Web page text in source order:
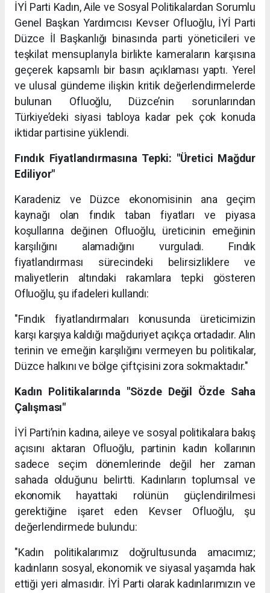
İYİ Parti Kadın, Aile ve Sosyal Politikalardan Sorumlu
Genel Başkan Yardımcısı Kevser Ofluoğlu, İYİ Parti
Düzce İl Başkanlığı binasında parti yöneticileri ve
teşkilat mensuplarıyla birlikte kameraların karşısına
geçerek kapsamlı bir basın açıklaması yaptı. Yerel
ve ulusal gündeme ilişkin kritik değerlendirmelerde
bulunan Ofluoğlu, Düzce’nin sorunlarından
Türkiye’deki siyasi tabloya kadar pek çok konuda
iktidar partisine yüklendi.
Fındık Fiyatlandırmasına Tepki: "Üretici Mağdur
Ediliyor"
Karadeniz ve Düzce ekonomisinin ana geçim
kaynağı olan fındık taban fiyatları ve piyasa
koşullarına değinen Ofluoğlu, üreticinin emeğinin
karşılığını alamadığını vurguladı. Fındık
fiyatlandırması sürecindeki belirsizliklere ve
maliyetlerin altındaki rakamlara tepki gösteren
Ofluoğlu, şu ifadeleri kullandı:
"Fındık fiyatlandırmaları konusunda üreticimizin
karşı karşıya kaldığı mağduriyet açıkça ortadadır. Alın
terinin ve emeğin karşılığını vermeyen bu politikalar,
Düzce halkını ve bölge çiftçisini zora sokmaktadır."
Kadın Politikalarında "Sözde Değil Özde Saha
Çalışması"
İYİ Parti’nin kadına, aileye ve sosyal politikalara bakış
açısını aktaran Ofluoğlu, partinin kadın kollarının
sadece seçim dönemlerinde değil her zaman
sahada olduğunu belirtti. Kadınların toplumsal ve
ekonomik hayattaki rolünün güçlendirilmesi
gerektiğine işaret eden Kevser Ofluoğlu, şu
değerlendirmede bulundu:
"Kadın politikalarımız doğrultusunda amacımız;
kadınların sosyal, ekonomik ve siyasal yaşamda hak
ettiği yeri almasıdır. İYİ Parti olarak kadınlarımızın ve